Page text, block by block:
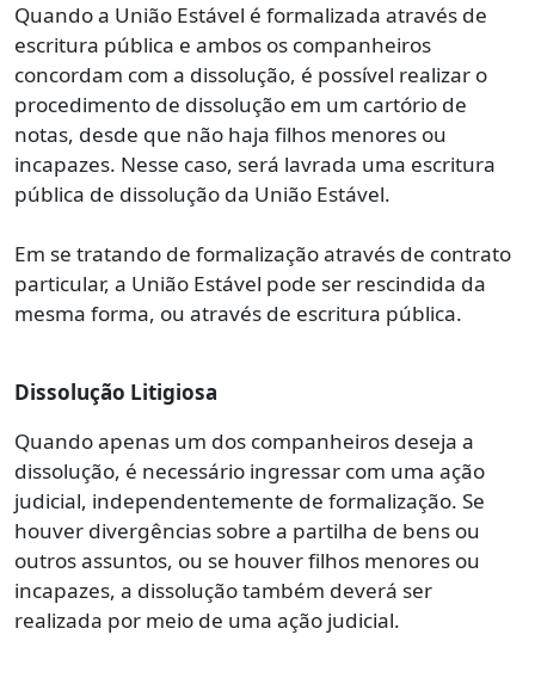
Quando a União Estável é formalizada através de
escritura pública e ambos os companheiros
concordam com a dissolução, é possível realizar o
procedimento de dissolução em um cartório de
notas, desde que não haja filhos menores ou
incapazes. Nesse caso, será lavrada uma escritura
pública de dissolução da União Estável.
Em se tratando de formalização através de contrato
particular, a União Estável pode ser rescindida da
mesma forma, ou através de escritura pública.
Dissolução Litigiosa
Quando apenas um dos companheiros deseja a
dissolução, é necessário ingressar com uma ação
judicial, independentemente de formalização. Se
houver divergências sobre a partilha de bens ou
outros assuntos, ou se houver filhos menores ou
incapazes, a dissolução também deverá ser
realizada por meio de uma ação judicial.